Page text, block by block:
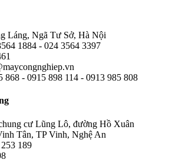
Láng, Ngã Tư Sở, Hà Nội
1884 - 024 3564 3397
868 - 0915 898 114 - 0913 985 808
cư Lũng Lô, đường Hồ Xuân
Tân, TP Vinh, Nghệ An
189